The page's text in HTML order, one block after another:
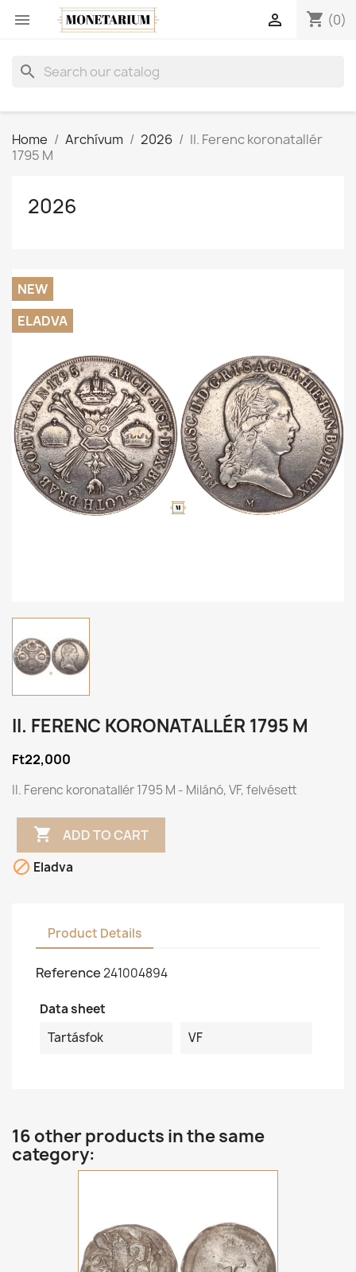
 shopping_cart (0)

search
Home Archívum 2026
II. Ferenc koronatallér
1795 M
2026
NEW
ELADVA
II. FERENC KORONATALLÉR 1795 M
Ft22,000
II. Ferenc koronatallér 1795 M - Milánó, VF, felvésett
 ADD TO CART
 Eladva
Product Details
Reference241004894
Data sheet
Tartásfok
VF
16 other products in the same
category: